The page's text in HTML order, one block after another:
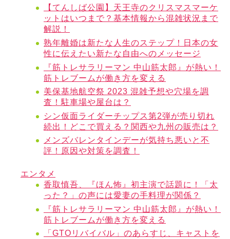
【てんしば公園】天王寺のクリスマスマーケ
ットはいつまで？基本情報から混雑状況まで
解説！
熟年離婚は新たな人生のステップ！日本の女
性に伝えたい新たな自由へのメッセージ
『筋トレサラリーマン 中山筋太郎』が熱い！
筋トレブームが働き方を変える
美保基地航空祭 2023 混雑予想や穴場を調
査！駐車場や屋台は？
シン仮面ライダーチップス第2弾が売り切れ
続出！どこで買える？関西や九州の販売は？
メンズバレンタインデーが気持ち悪いと不
評！原因や対策を調査！
エンタメ
香取慎吾、『ほん怖』初主演で話題に！「太
った？」の声には愛妻の手料理が関係？
『筋トレサラリーマン 中山筋太郎』が熱い！
筋トレブームが働き方を変える
「GTOリバイバル」のあらすじ、キャストを